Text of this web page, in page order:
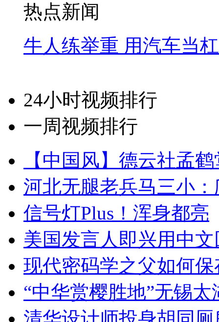
热点新闻
牛人练举重 用汽车当
24小时视频排行
一周视频排行
【中国风】德云社孟
河北无腿老兵马三小
信号灯Plus！浑身都亮
美国发言人即兴用中
现代密码学之父如何
“中华赏樱胜地”无锡